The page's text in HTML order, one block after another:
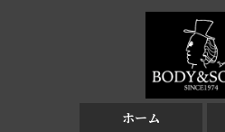
ホーム